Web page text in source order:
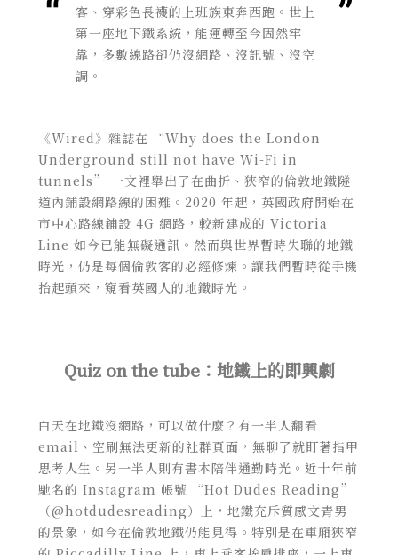
客、穿彩色長襪的上班族東奔西跑。世上
第一座地下鐵系統，能運轉至今固然牢
靠，多數線路卻仍沒網路、沒訊號、沒空
調。
《Wired》 雜誌在 “Why does the London
Underground still not have Wi-Fi in
tunnels” 一文裡舉出了在曲折、狹窄的倫敦地鐵隧
道內鋪設網路線的困難。2020 年起，英國政府開始在
市中心路線鋪設 4G 網路，較新建成的 Victoria
Line 如今已能無礙通訊。然而與世界暫時失聯的地鐵
時光，仍是每個倫敦客的必經修煉。讓我們暫時從手機
抬起頭來，窺看英國人的地鐵時光。
Quiz on the tube：地鐵上的即興劇
白天在地鐵沒網路，可以做什麼？有一半人翻看
email、空刷無法更新的社群頁面，無聊了就盯著指甲
思考人生。另一半人則有書本陪伴通勤時光。近十年前
馳名的 Instagram 帳號 “Hot Dudes Reading”
（@hotdudesreading）上，地鐵充斥質感文青男
的景象，如今在倫敦地鐵仍能見得。特別是在車廂狹窄